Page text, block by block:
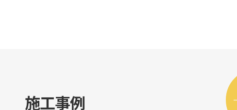
施工事例